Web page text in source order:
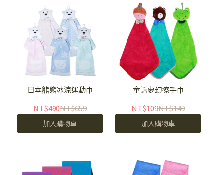
日本熊熊冰涼運動巾
NT$490NT$659
加入購物車
童話夢幻擦手巾
NT$109NT$149
加入購物車